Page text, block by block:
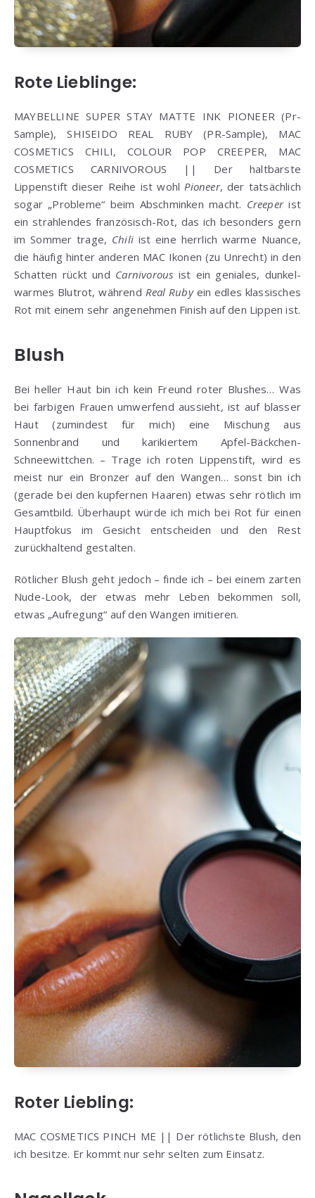
Rote Lieblinge:
MAYBELLINE SUPER STAY MATTE INK PIONEER (Pr-
Sample), SHISEIDO REAL RUBY (PR-Sample), MAC
COSMETICS CHILI, COLOUR POP CREEPER, MAC
COSMETICS CARNIVOROUS || Der haltbarste
Lippenstift dieser Reihe ist wohlPioneer, der tatsächlich
sogar „Probleme“ beim Abschminken macht. Creeperist
ein strahlendes französisch-Rot, das ich besonders gern
im Sommer trage, Chiliist eine herrlich warme Nuance,
die häufig hinter anderen MAC Ikonen (zu Unrecht) in den
Schatten rückt und Carnivorous ist ein geniales, dunkel-
warmes Blutrot, während Real Rubyein edles klassisches
Rot mit einem sehr angenehmen Finish auf den Lippen ist.
Blush
Bei heller Haut bin ich kein Freund roter Blushes… Was
bei farbigen Frauen umwerfend aussieht, ist auf blasser
Haut (zumindest für mich) eine Mischung aus
Sonnenbrand und karikiertem Apfel-Bäckchen-
Schneewittchen. – Trage ich roten Lippenstift, wird es
meist nur ein Bronzer auf den Wangen… sonst bin ich
(gerade bei den kupfernen Haaren) etwas sehr rötlich im
Gesamtbild. Überhaupt würde ich mich bei Rot für einen
Hauptfokus im Gesicht entscheiden und den Rest
zurückhaltend gestalten.
Rötlicher Blush geht jedoch – finde ich – bei einem zarten
Nude-Look, der etwas mehr Leben bekommen soll,
etwas „Aufregung“ auf den Wangen imitieren.
Roter Liebling:
MAC COSMETICS PINCH ME || Der rötlichste Blush, den
ich besitze. Er kommt nur sehr selten zum Einsatz.